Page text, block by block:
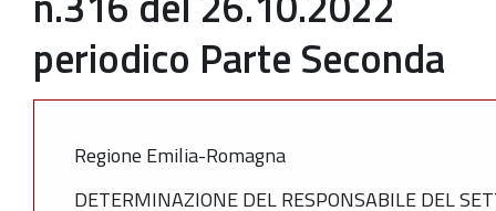
periodico Parte Seconda
Regione Emilia-Romagna
DETERMINAZIONE DEL RESPONSABILE DEL